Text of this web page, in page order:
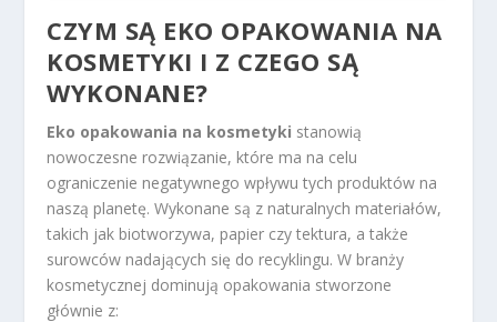
CZYM SĄ EKO OPAKOWANIA NA
KOSMETYKI I Z CZEGO SĄ
WYKONANE?
Eko opakowania na kosmetyki stanowią
nowoczesne rozwiązanie, które ma na celu
ograniczenie negatywnego wpływu tych produktów na
naszą planetę. Wykonane są z naturalnych materiałów,
takich jak biotworzywa, papier czy tektura, a także
surowców nadających się do recyklingu. W branży
kosmetycznej dominują opakowania stworzone
głównie z: